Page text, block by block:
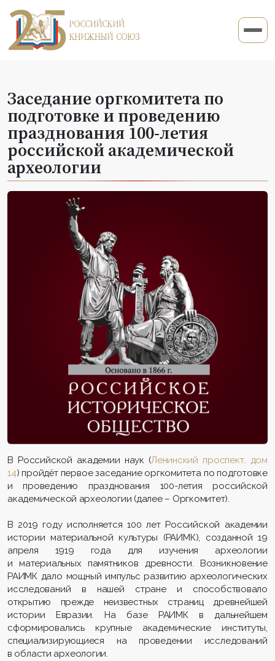
Заседание оргкомитета по
подготовке и проведению
празднования 100-летия
российской академической
археологии
В Российской академии наук (Ленинский проспект, дом
14) пройдёт первое заседание оргкомитета по подготовке
и проведению празднования 100-летия российской
академической археологии (далее – Оргкомитет).
В 2019 году исполняется 100 лет Российской академии
истории материальной культуры (РАИМК), созданной 19
апреля 1919 года для изучения археологии
и материальных памятников древности. Возникновение
РАИМК дало мощный импульс развитию археологических
исследований в нашей стране и способствовало
открытию прежде неизвестных страниц древнейшей
истории Евразии. На базе РАИМК в дальнейшем
сформировались крупные академические институты,
специализирующиеся на проведении исследований
в области археологии.